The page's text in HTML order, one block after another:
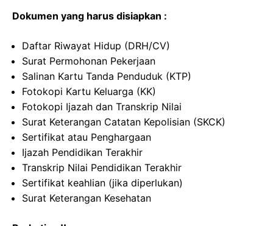
Dokumen yang harus disiapkan :
Daftar Riwayat Hidup (DRH/CV)
Surat Permohonan Pekerjaan
Salinan Kartu Tanda Penduduk (KTP)
Fotokopi Kartu Keluarga (KK)
Fotokopi Ijazah dan Transkrip Nilai
Surat Keterangan Catatan Kepolisian (SKCK)
Sertifikat atau Penghargaan
Ijazah Pendidikan Terakhir
Transkrip Nilai Pendidikan Terakhir
Sertifikat keahlian (jika diperlukan)
Surat Keterangan Kesehatan